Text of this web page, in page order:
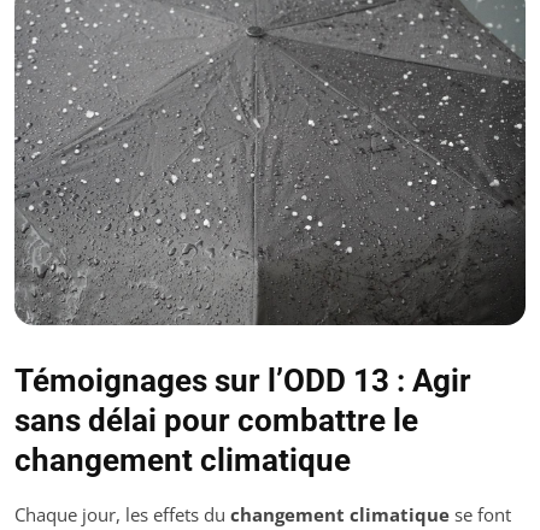
Témoignages sur l’ODD 13 : Agir
sans délai pour combattre le
changement climatique
Chaque jour, les effets du changement climatique se font